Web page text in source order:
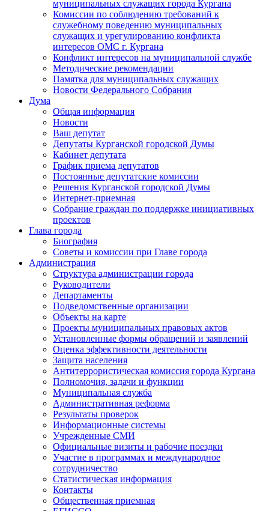
муниципальных служащих города Кургана
Комиссии по соблюдению требований к
служебному поведению муниципальных
служащих и урегулированию конфликта
интересов ОМС г. Кургана
Конфликт интересов на муниципальной службе
Методические рекомендации
Памятка для муниципальных служащих
Новости Федерального Cобрания
Дума
Общая информация
Новости
Ваш депутат
Депутаты Курганской городской Думы
Кабинет депутата
График приема депутатов
Постоянные депутатские комиссии
Решения Курганской городской Думы
Интернет-приемная
Собрание граждан по поддержке инициативных
проектов
Глава города
Биография
Советы и комиссии при Главе города
Администрация
Структура администрации города
Руководители
Департаменты
Подведомственные организации
Объекты на карте
Проекты муниципальных правовых актов
Установленные формы обращений и заявлений
Оценка эффективности деятельности
Защита населения
Антитеррористическая комиссия города Кургана
Полномочия, задачи и функции
Муниципальная служба
Административная реформа
Результаты проверок
Информационные системы
Учрежденные СМИ
Официальные визиты и рабочие поездки
Участие в программах и международное
сотрудничество
Статистическая информация
Контакты
Общественная приемная